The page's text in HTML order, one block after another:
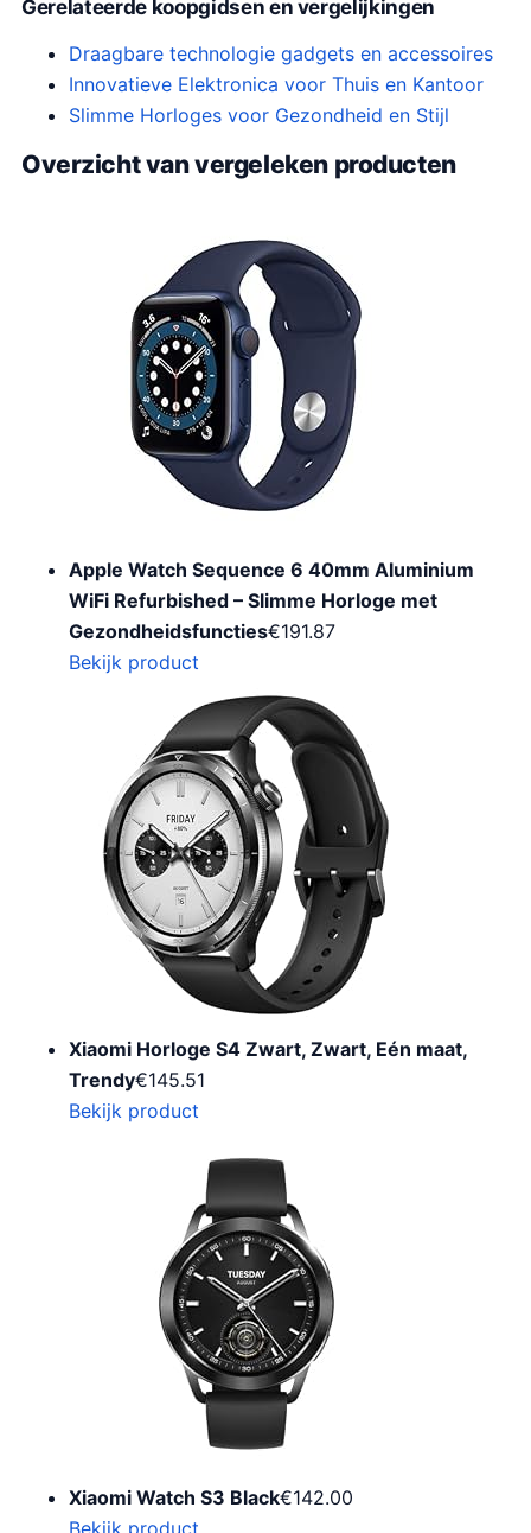
Gerelateerde koopgidsen en vergelijkingen
Draagbare technologie gadgets en accessoires
Innovatieve Elektronica voor Thuis en Kantoor
Slimme Horloges voor Gezondheid en Stijl
Overzicht van vergeleken producten
Apple Watch Sequence 6 40mm Aluminium
WiFi Refurbished – Slimme Horloge met
Gezondheidsfuncties€191.87
Bekijk product
Xiaomi Horloge S4 Zwart, Zwart, Eén maat,
Trendy€145.51
Bekijk product
Xiaomi Watch S3 Black€142.00
Bekijk product